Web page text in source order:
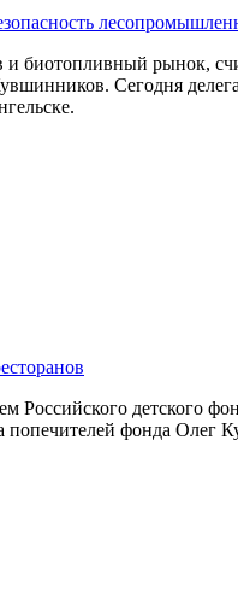
биотопливный рынок,
Сегодня
детского
попечителей фонда